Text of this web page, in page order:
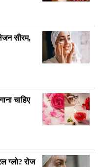
सीरम,
चाहिए
ग्लो? रोज